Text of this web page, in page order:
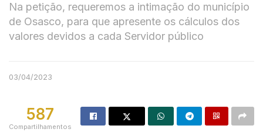
Na petição, requeremos a intimação do município
de Osasco, para que apresente os cálculos dos
valores devidos a cada Servidor público
03/04/2023
587
Compartilhamentos